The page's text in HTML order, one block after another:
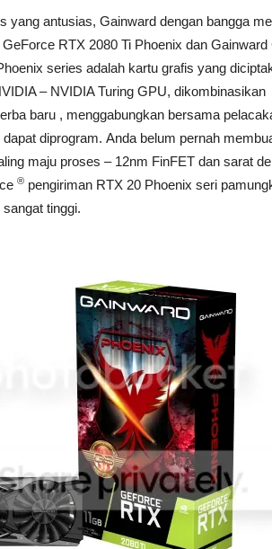
yang antusias, Gainward dengan bangga
RTX 2080 Ti Phoenix dan
series adalah kartu grafis yang
– NVIDIA Turing GPU, dikombinasikan
baru , menggabungkan bersama
diprogram. Anda belum pernah
maju proses – 12nm FinFET dan sarat
® pengiriman RTX 20 Phoenix seri
tinggi.